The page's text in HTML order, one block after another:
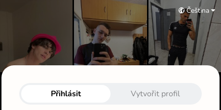
Přihlas se do svého profilu
Čeština
Přihlásit Vytvořit profil